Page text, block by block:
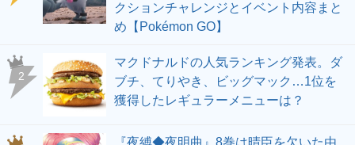
クションチャレンジとイベント内容まと
め【Pokémon GO】
マクドナルドの人気ランキング発表。ダ
ブチ、てりやき、ビッグマック…1位を
獲得したレギュラーメニューは？
『夜縛◆夜明曲』8巻は晴臣を欠いた由